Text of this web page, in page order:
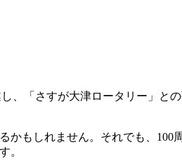
「さすが大津ロータリー」と
もしれません。それでも、
。